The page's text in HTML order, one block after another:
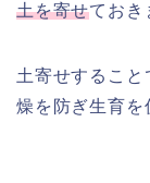
土を寄せておき
土寄せすること
燥を防ぎ生育を